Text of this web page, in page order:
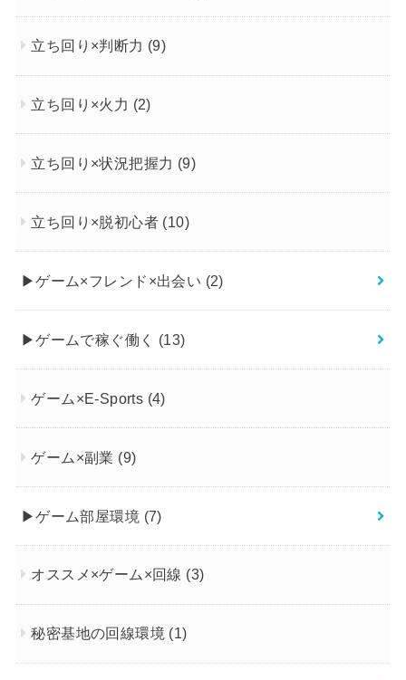
立ち回り×判断力 (9)
立ち回り×火力 (2)
立ち回り×状況把握力 (9)
立ち回り×脱初心者 (10)
▶︎ゲーム×フレンド×出会い (2)
▶︎ゲームで稼ぐ働く (13)
ゲーム×E-Sports (4)
ゲーム×副業 (9)
▶︎ゲーム部屋環境 (7)
オススメ×ゲーム×回線 (3)
秘密基地の回線環境 (1)